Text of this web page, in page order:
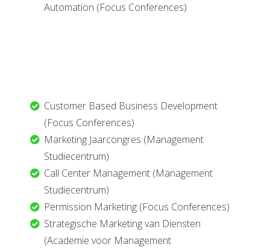
Automation (Focus Conferences)
Customer Based Business Development
(Focus Conferences)
Marketing Jaarcongres (Management
Studiecentrum)
Call Center Management (Management
Studiecentrum)
Permission Marketing (Focus Conferences)
Strategische Marketing van Diensten
(Academie voor Management